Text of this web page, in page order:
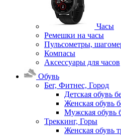
Часы
Ремешки на часы
Пульсометры,
Компасы
Аксессуары для часов
Обувь
Бег, Фитнес, Город
Детская обувь
Женская обувь
Мужская обувь
Треккинг, Горы
Женская обувь